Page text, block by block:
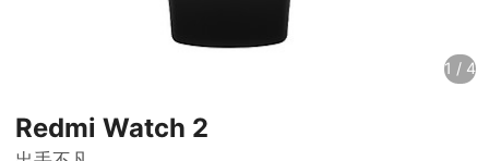
1 / 4
Redmi Watch 2